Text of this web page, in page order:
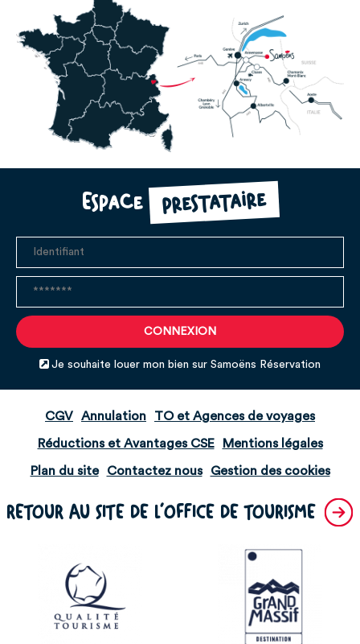
Espace prestataire
Je souhaite louer mon bien sur Samoëns Réservation
CGV Annulation TO et Agences de voyages
Réductions et Avantages CSE Mentions légales
Plan du site Contactez nous Gestion des cookies
RETOUR AU SITE DE L'OFFICE DE TOURISME